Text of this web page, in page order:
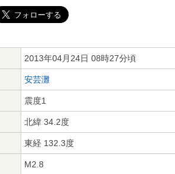
2013年04月24日 08時27分頃
安芸灘
震度1
北緯 34.2度
東経 132.3度
M2.8